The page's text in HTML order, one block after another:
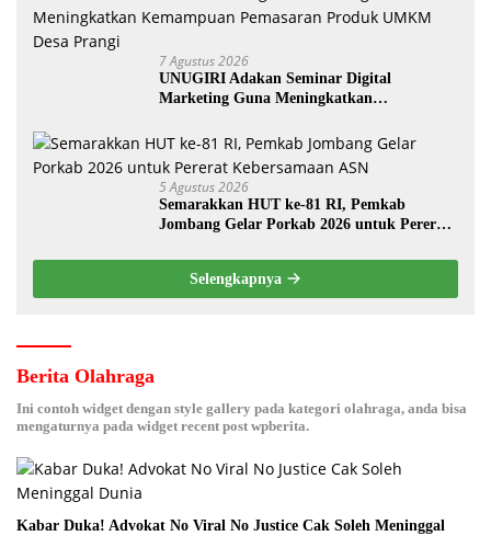
7 Agustus 2026
UNUGIRI Adakan Seminar Digital
Marketing Guna Meningkatkan
Desa Prangi
5 Agustus 2026
Semarakkan HUT ke-81 RI, Pemkab
Jombang Gelar Porkab 2026 untuk Pererat
Selengkapnya
Berita Olahraga
Ini contoh widget dengan style gallery pada kategori olahraga, anda bisa
mengaturnya pada widget recent post wpberita.
Kabar Duka! Advokat No Viral No Justice Cak Soleh Meninggal